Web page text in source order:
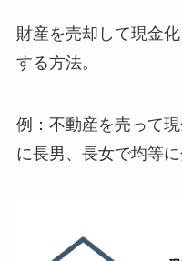
財産を売却して現金
する方法。
例：不動産を売って
に長男、長女で均等に